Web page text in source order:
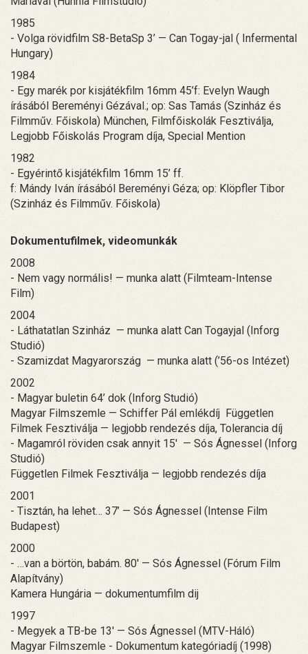
1985
- Volga rövidfilm S8-BetaSp 3’ — Can Togay-jal ( Infermental
Hungary)
1984
- Egy marék por kisjátékfilm 16mm 45’f: Evelyn Waugh
írásából Bereményi Gézával.; op: Sas Tamás (Szinház és
Filmműv. Főiskola) München, Filmfőiskolák Fesztiválja,
Legjobb Főiskolás Program díja, Special Mention
1982
- Egyérintő kisjátékfilm 16mm 15’ ff.
f: Mándy Iván írásából Bereményi Géza; op: Klöpfler Tibor
(Szinház és Filmműv. Főiskola)
Dokumentufilmek, videomunkák
2008
- Nem vagy normális! — munka alatt (Filmteam-Intense
Film)
2004
- Láthatatlan Szinház — munka alatt Can Togayjal (Inforg
Studió)
- Szamizdat Magyarország — munka alatt (’56-os Intézet)
2002
- Magyar buletin 64’ dok (Inforg Studió)
Magyar Filmszemle — Schiffer Pál emlékdíj Független
Filmek Fesztiválja — legjobb rendezés díja, Tolerancia díj
- Magamról röviden csak annyit 15' — Sós Ágnessel (Inforg
Studió)
Független Filmek Fesztiválja — legjobb rendezés díja
2001
- Tisztán, ha lehet… 37’ — Sós Ágnessel (Intense Film
Budapest)
2000
- …van a börtön, babám. 80' — Sós Ágnessel (Fórum Film
Alapítvány)
Kamera Hungária — dokumentumfilm dij
1997
- Megyek a TB-be 13' — Sós Ágnessel (MTV-Háló)
Magyar Filmszemle - Dokumentum kategóriadíj (1998)